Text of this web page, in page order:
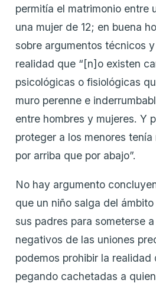
permitía el matrimonio entre
una mujer de 12; en buena
sobre argumentos técnicos
realidad que “[n]o existen
psicológicas o fisiológicas
muro perenne e
entre hombres y mujeres. Y
proteger a los menores
por arriba que por abajo”.
No hay argumento
que un niño salga del
sus padres para someterse
negativos de las uniones
podemos prohibir la realidad
pegando cachetadas a